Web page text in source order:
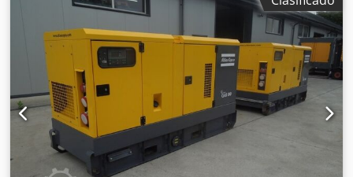
PERKINS. Horas de funcionamiento: 2870. El grupo
electrógeno está en perfecto estado de funcionamiento.
Precio neto: 59 500 PLN. Precio bruto: 73 185 PLN.